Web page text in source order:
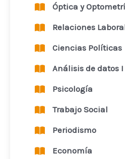
Óptica y
Relaciones
Ciencias Políticas
Análisis de datos I
Psicología
Trabajo Social
Periodismo
Economía